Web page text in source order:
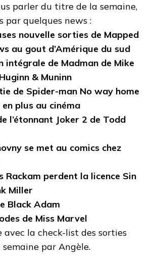
parler du titre de la semaine,
par quelques news :
nouvelle sorties de Mapped
au gout d’Amérique du sud
intégrale de Madman de Mike
& Muninn
de Spider-man No way home
plus au cinéma
l’étonnant Joker 2 de Todd
se met au comics chez
Rackam perdent la licence Sin
Miller
Black Adam
de Miss Marvel
avec la check-list des sorties
semaine par Angèle.